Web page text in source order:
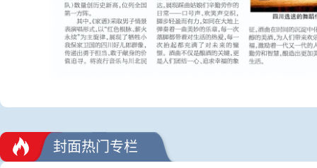
封面热门专栏